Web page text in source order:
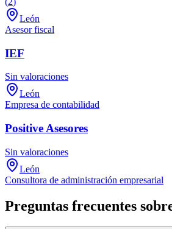
León
Asesor fiscal
IEF
Sin valoraciones
León
Empresa de contabilidad
Positive Asesores
Sin valoraciones
León
Consultora de administración empresarial
Preguntas frecuentes